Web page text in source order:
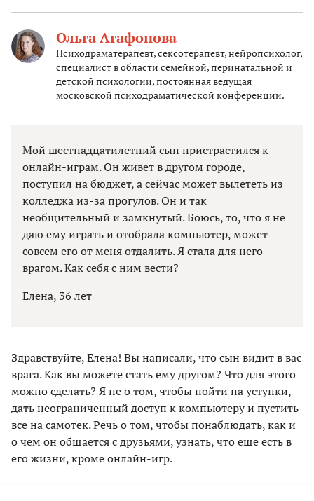
Ольга Агафонова
Психодраматерапевт, сексотерапевт, нейропсихолог,
специалист в области семейной, перинатальной и
детской психологии, постоянная ведущая
московской психодраматической конференции.
Мой шестнадцатилетний сын пристрастился к
онлайн-играм. Он живет в другом городе,
поступил на бюджет, а сейчас может вылететь из
колледжа из-за прогулов. Он и так
необщительный и замкнутый. Боюсь, то, что я не
даю ему играть и отобрала компьютер, может
совсем его от меня отдалить. Я стала для него
врагом. Как себя с ним вести?
Елена, 36 лет
Здравствуйте, Елена! Вы написали, что сын видит в вас
врага. Как вы можете стать ему другом? Что для этого
можно сделать? Я не о том, чтобы пойти на уступки,
дать неограниченный доступ к компьютеру и пустить
все на самотек. Речь о том, чтобы понаблюдать, как и
о чем он общается с друзьями, узнать, что еще есть в
его жизни, кроме онлайн-игр.